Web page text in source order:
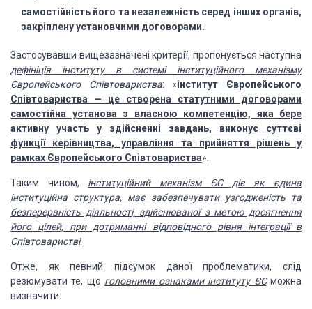
самостійність його та незалежність серед інших органів,
закріплену установчими договорами.
Застосувавши вищезазначені критерії, пропонується наступна
дефініція інституту в системі інституційного механізму
ЄвропейськогоСпівтовариства: «інститут Європейського
Співтовариства — це створена статутними договорами
самостійна установа з власною компетенцію, яка бере
активну участь у здійсненні завдань, виконує суттєві
функції керівництва, управління та прийняття рішень у
рамках Європейського Співтовариства».
Таким чином, інституційний механізм ЄС діє як єдина
інституційна структура, має забезпечувати узгодженість та
безперервність діяльності, здійснюваної з метою досягнення
його цілей, при дотриманнівідповідного рівня інтеграції в
Співтоваристві.
Отже, якпевний підсумок даної проблематики, слід
резюмувати те, що головними ознаками інституту ЄСможна
визначити: